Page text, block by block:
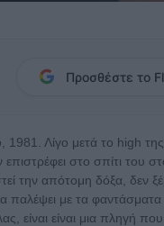
Προσθέστε το
1981. Λίγο μετά το high
επιστρέφει στο σπίτι του
την απότομη δόξα, δεν
παλέψει με τα
είναι είναι μια πληγή που